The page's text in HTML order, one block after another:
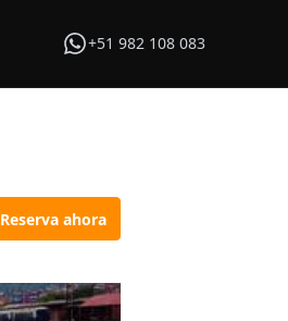
+51 982 108 083
Reserva ahora